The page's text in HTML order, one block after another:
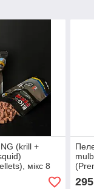
(krill +
мікс 8
упаковка 0,9
мм
295